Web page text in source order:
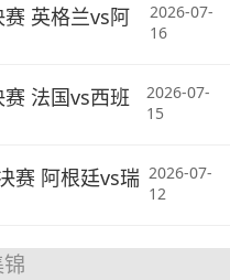
英格兰vs阿
2026-07-
16
法国vs西班
2026-07-
15
赛 阿根廷vs瑞 2026-07-
12